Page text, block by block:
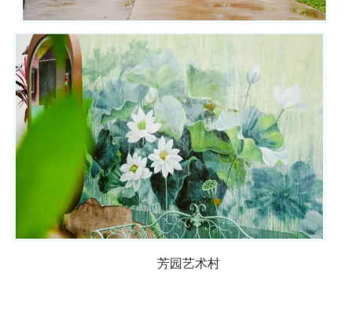
芳园艺术村